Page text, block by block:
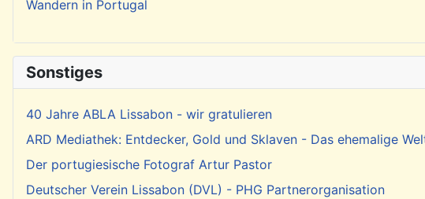
Wandern in Portugal
Sonstiges
40 Jahre ABLA Lissabon - wir gratulieren
ARD Mediathek: Entdecker, Gold und Sklaven - Das ehemalige
Der portugiesische Fotograf Artur Pastor
Deutscher Verein Lissabon (DVL) - PHG Partnerorganisation